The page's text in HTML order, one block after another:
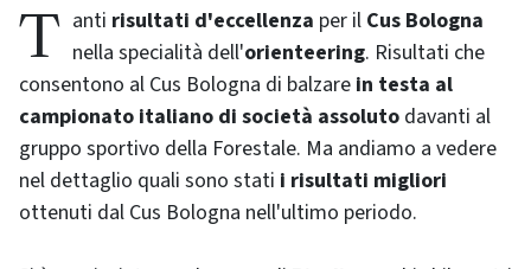
Tanti risultati d'eccellenza per il Cus Bologna
nella specialità dell'orienteering. Risultati che
consentono al Cus Bologna di balzare in testa al
campionato italiano di società assoluto davanti al
gruppo sportivo della Forestale. Ma andiamo a vedere
nel dettaglio quali sono stati i risultati migliori
ottenuti dal Cus Bologna nell'ultimo periodo.